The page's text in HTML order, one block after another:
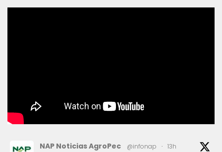
NAP Noticias AgroPec @infonap · 13h